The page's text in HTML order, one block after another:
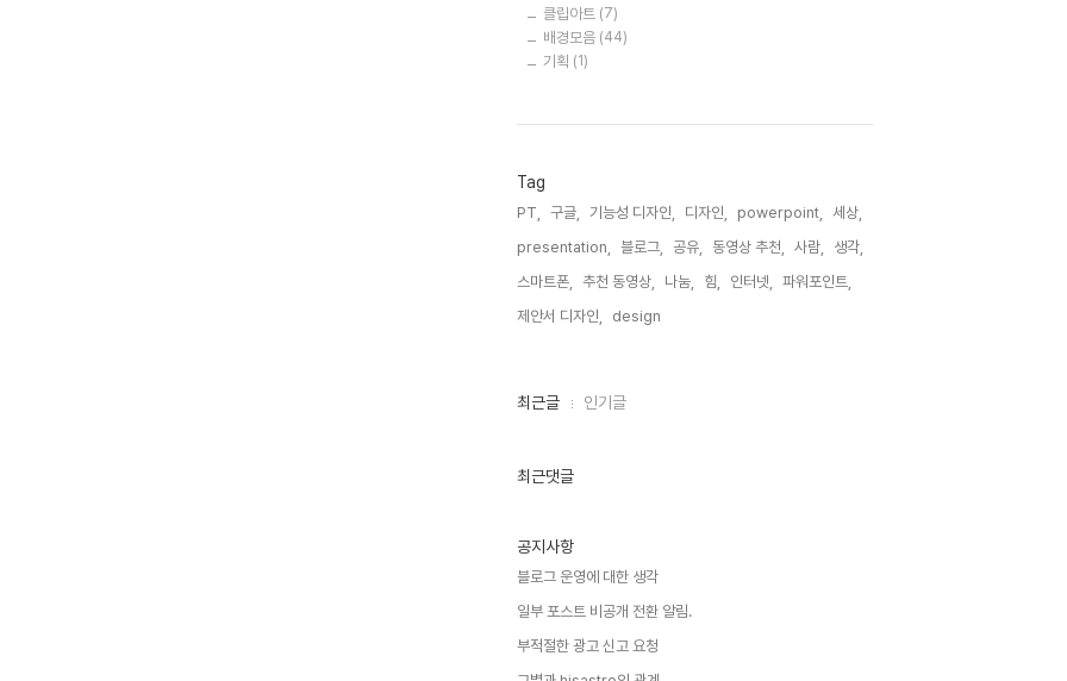
클립아트 (7)
배경모음 (44)
기획 (1)
Tag
PT, 구글, 기능성 디자인, 디자인, powerpoint,
세상,
presentation,
블로그, 공유, 동영상 추천, 사람,
생각,
스마트폰,
추천 동영상, 나눔, 힘, 인터넷,
파워포인트,
제안서 디자인,
design,
최
인
최근글 인기글
최근댓글
공지사항
블로그 운영에 대한 생각
일부 포스트 비공개 전환 알림.
부적절한 광고 신고 요청